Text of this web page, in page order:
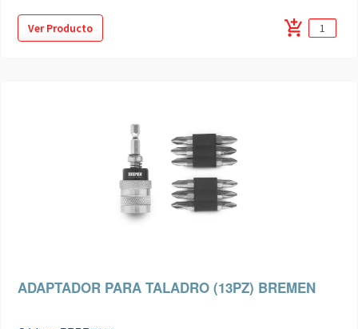
Ver Producto add_shopping_cart
ADAPTADOR PARA TALADRO (13PZ) BREMEN